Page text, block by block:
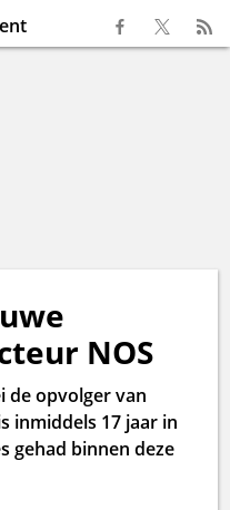
NOS
de opvolger van
inmiddels 17 jaar in
gehad binnen deze